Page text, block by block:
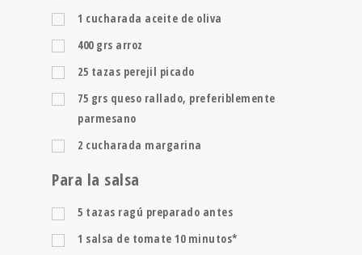
1 cucharada aceite de oliva
400 grs arroz
25 tazas perejil picado
75 grs queso rallado, preferiblemente
parmesano
2 cucharada margarina
Para la salsa
5 tazas ragú preparado antes
1 salsa de tomate 10 minutos*